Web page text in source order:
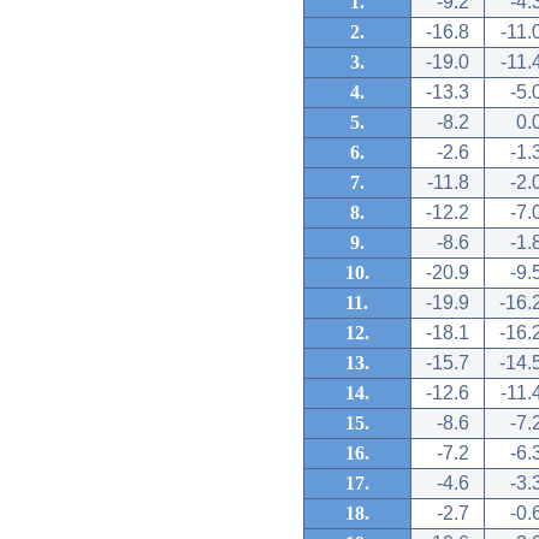
2.
-16.8
-
3.
-19.0
-
4.
-13.3
-
5.
-8.2
6.
-2.6
-
7.
-11.8
-
8.
-12.2
-
9.
-8.6
-
10.
-20.9
-
11.
-19.9
-
12.
-18.1
-
13.
-15.7
-
14.
-12.6
-
15.
-8.6
-
16.
-7.2
-
17.
-4.6
-
18.
-2.7
-